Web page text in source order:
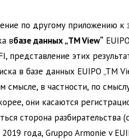
по другому приложению к
вбазе данных „TM View“
представление этих
в базе данных EUIPO „TM
смысле, в частности, по
они касаются
сторона разбирательства
года, Gruppo Armonie v